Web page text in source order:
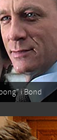
i Bond